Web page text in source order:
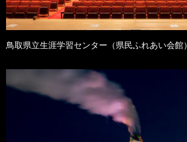
鳥取県立生涯学習センター（県民ふれあい会館）